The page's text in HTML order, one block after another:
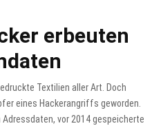
erbeuten
Textilien aller Art. Doch
eines Hackerangriffs geworden.
Adressdaten, vor 2014 gespeicherte